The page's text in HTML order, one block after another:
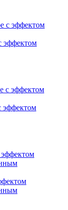
эффектом
эффектом